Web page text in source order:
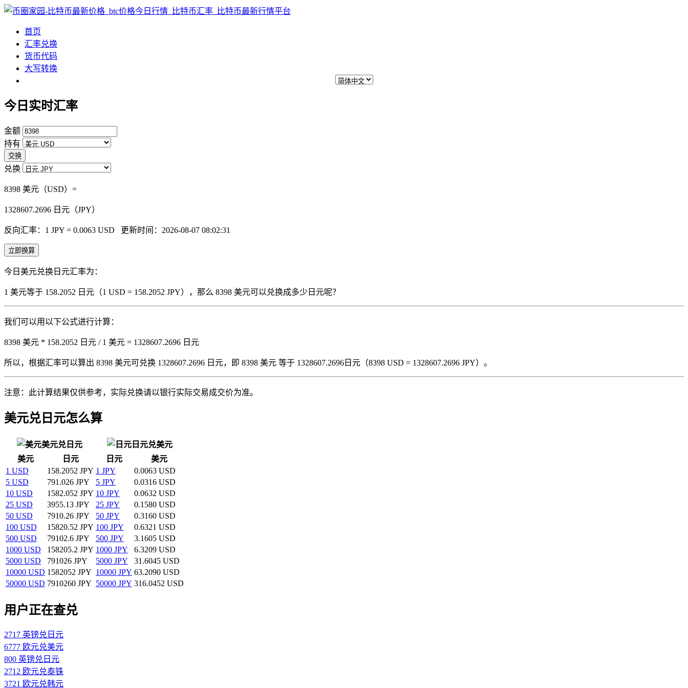
首页
汇率兑换
货币代码
大写转换
今日实时汇率
金额
持有
交换
兑换
8398 美元（USD）=
1328607.2696 日元（JPY）
反向汇率：1 JPY = 0.0063 USD 更新时间：2026-08-07 08:02:31
立即换算
今日美元兑换日元汇率为：
1 美元等于 158.2052 日元（1 USD = 158.2052 JPY），那么 8398 美元可以兑换成多少日元呢？
我们可以用以下公式进行计算：
8398 美元 * 158.2052 日元 / 1 美元 = 1328607.2696 日元
所以，根据汇率可以算出 8398 美元可兑换 1328607.2696 日元，即 8398 美元 等于 1328607.2696日元（8398 USD = 1328607.2696 JPY）。
注意：此计算结果仅供参考，实际兑换请以银行实际交易成交价为准。
美元兑日元怎么算
美元兑日元
日元兑美元
美元
日元 日元
美元
1 USD
158.2052 JPY 1 JPY
0.0063 USD
5 USD
791.026 JPY 5 JPY
0.0316 USD
10 USD
1582.052 JPY 10 JPY
0.0632 USD
25 USD
3955.13 JPY 25 JPY
0.1580 USD
50 USD
7910.26 JPY 50 JPY
0.3160 USD
100 USD
15820.52 JPY 100 JPY
0.6321 USD
500 USD
79102.6 JPY 500 JPY
3.1605 USD
1000 USD
158205.2 JPY 1000 JPY
6.3209 USD
5000 USD
791026 JPY 5000 JPY
31.6045 USD
10000 USD 1582052 JPY 10000 JPY 63.2090 USD
50000 USD 7910260 JPY 50000 JPY 316.0452 USD
用户正在查兑
2717 英镑兑日元
6777 欧元兑美元
800 英镑兑日元
2712 欧元兑泰铢
3721 欧元兑韩元